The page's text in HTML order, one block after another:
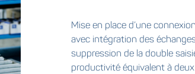
Mise en place d’une
avec intégration des
suppression de la double
productivité équivalent à